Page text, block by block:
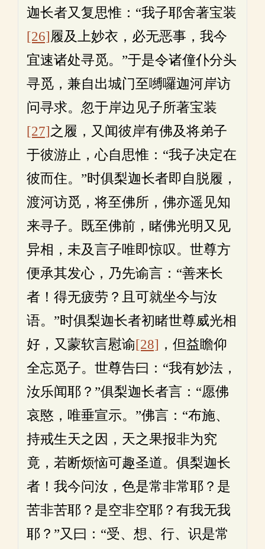
迦长者又复思惟：“我子耶舍著宝装
[26]履及上妙衣，必无恶事，我今
宜速诸处寻觅。”于是令诸僮仆分头
寻觅，兼自出城门至嚩囉迦河岸访
问寻求。忽于岸边见子所著宝装
[27]之履，又闻彼岸有佛及将弟子
于彼游止，心自思惟：“我子决定在
彼而住。”时俱梨迦长者即自脱履，
渡河访觅，将至佛所，佛亦遥见知
来寻子。既至佛前，睹佛光明又见
异相，未及言子唯即惊叹。世尊方
便承其发心，乃先谕言：“善来长
者！得无疲劳？且可就坐今与汝
语。”时俱梨迦长者初睹世尊威光相
好，又蒙软言慰谕[28] ，但益瞻仰
全忘觅子。世尊告曰：“我有妙法，
汝乐闻耶？”俱梨迦长者言：“愿佛
哀愍，唯垂宣示。”佛言：“布施、
持戒生天之因，天之果报非为究
竟，若断烦恼可趣圣道。俱梨迦长
者！我今问汝，色是常非常耶？是
苦非苦耶？是空非空耶？有我无我
耶？”又曰：“受、想、行、识是常